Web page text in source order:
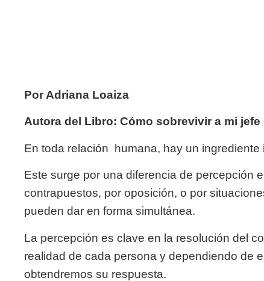
Por Adriana Loaiza
Autora del Libro: Cómo sobrevivir a mi jefe
En toda relación humana, hay un
Este surge por una diferencia de percepción
contrapuestos, por oposición, o por
pueden dar en forma simultánea.
La percepción es clave en la resolución del
realidad de cada persona y dependiendo de
obtendremos su respuesta.